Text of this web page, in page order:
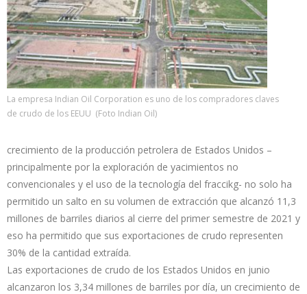
La empresa Indian Oil Corporation es uno de los compradores claves
de crudo de los EEUU (Foto Indian Oil)
crecimiento de la producción petrolera de Estados Unidos –
principalmente por la exploración de yacimientos no
convencionales y el uso de la tecnología del fraccikg- no solo ha
permitido un salto en su volumen de extracción que alcanzó 11,3
millones de barriles diarios al cierre del primer semestre de 2021 y
eso ha permitido que sus exportaciones de crudo representen
30% de la cantidad extraída.
Las exportaciones de crudo de los Estados Unidos en junio
alcanzaron los 3,34 millones de barriles por día, un crecimiento de